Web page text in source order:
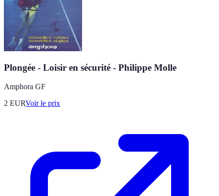
Plongée - Loisir en sécurité - Philippe Molle
Amphora GF
2 EURVoir le prix